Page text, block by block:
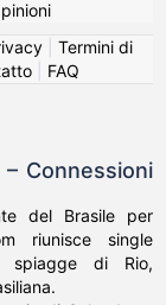
| Termini di
| FAQ
Connessioni
del Brasile per
riunisce single
spiagge di Rio,